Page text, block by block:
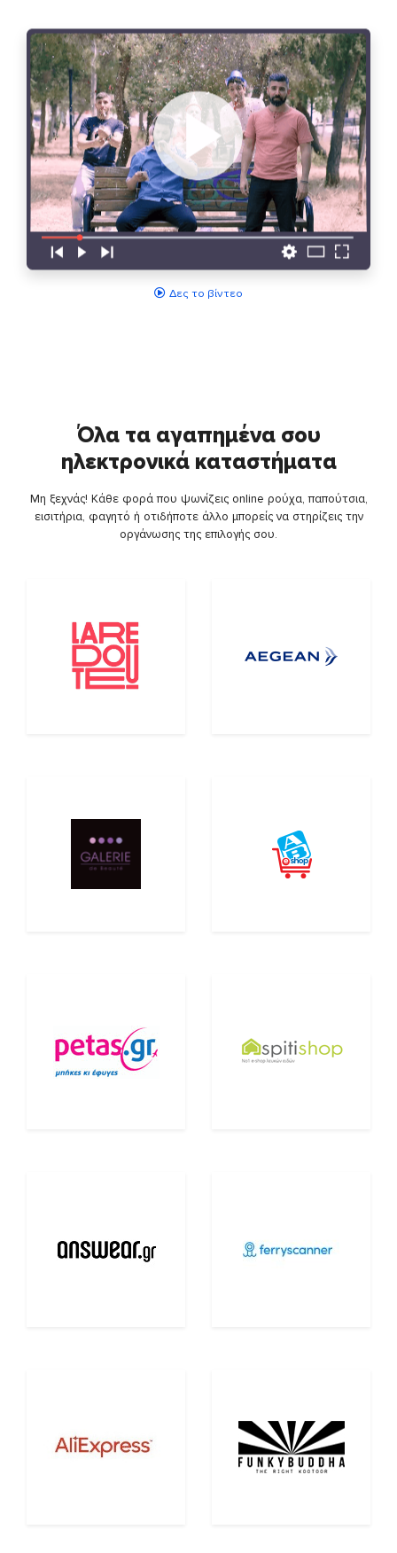
Δες το βίντεο
Όλα τα αγαπημένα σου
ηλεκτρονικά καταστήματα
Μη ξεχνάς! Κάθε φορά που ψωνίζεις online ρούχα, παπούτσια,
εισιτήρια, φαγητό ή οτιδήποτε άλλο μπορείς να στηρίζεις την
οργάνωσης της επιλογής σου.